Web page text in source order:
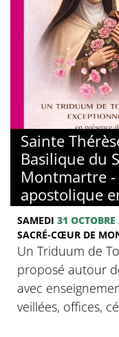
Sainte
Basilique du
Montmartre -
apostolique
SAMEDI 31 OCTOBRE
SACRÉ-CŒUR DE
Un Triduum de
proposé autour
avec
veillées, offices,